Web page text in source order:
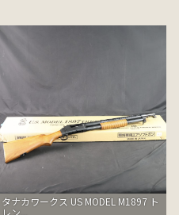
タナカワークス US MODEL M1897 ト